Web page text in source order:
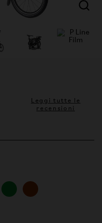
Leggi tutte le
recensioni